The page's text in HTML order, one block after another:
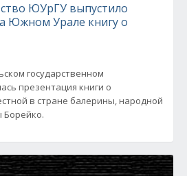
ЮУрГУ выпустило
Южном Урале книгу о
государственном
презентация книги о
в стране балерины, народной
Борейко.